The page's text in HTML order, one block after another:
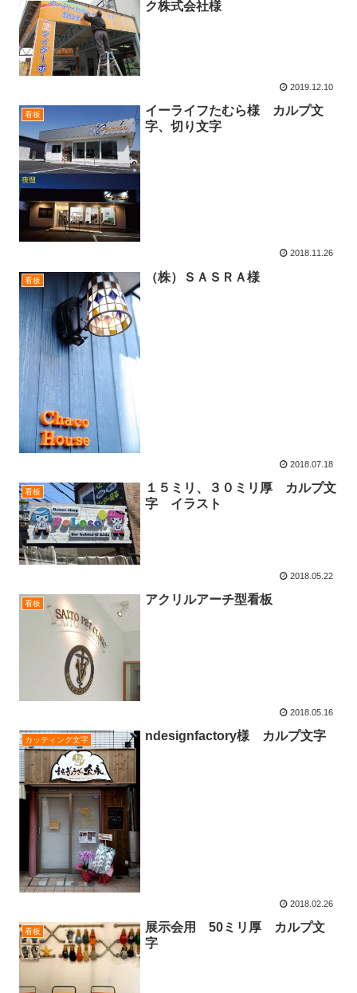
ク株式会社様
2019.12.10
看板
イーライフたむら様 カルプ文
字、切り文字
2018.11.26
看板 （株）ＳＡＳＲＡ様
2018.07.18
看板
１５ミリ、３０ミリ厚 カルプ文
字 イラスト
2018.05.22
看板 アクリルアーチ型看板
2018.05.16
カッティング文字 ndesignfactory様 カルプ文字
2018.02.26
看板
展示会用 50ミリ厚 カルプ文
字